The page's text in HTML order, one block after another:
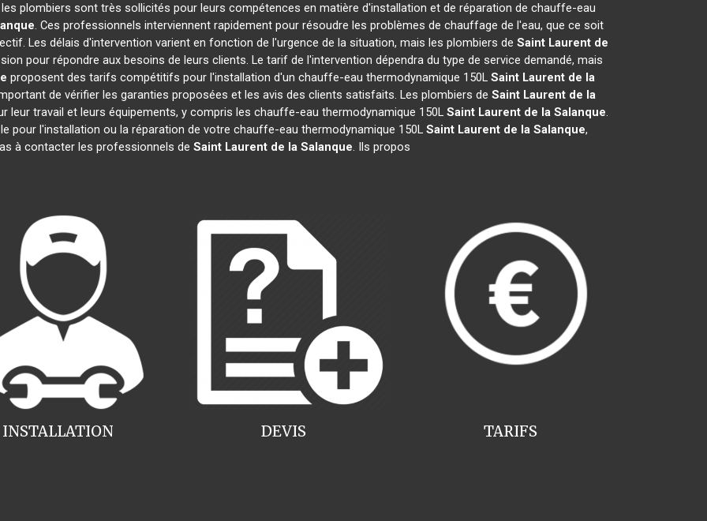
les plombiers sont très sollicités pour leurs compétences en matière d'installation et de réparation de chauffe-eau
. Ces professionnels interviennent rapidement pour résoudre les problèmes de chauffage de l'eau, que ce soit
Les délais d'intervention varient en fonction de l'urgence de la situation, mais les plombiers de Saint Laurent de
pour répondre aux besoins de leurs clients. Le tarif de l'intervention dépendra du type de service demandé, mais
proposent des tarifs compétitifs pour l'installation d'un chauffe-eau thermodynamique 150L Saint Laurent de la
de vérifier les garanties proposées et les avis des clients satisfaits. Les plombiers de Saint Laurent de la
leur travail et leurs équipements, y compris les chauffe-eau thermodynamique 150L Saint Laurent de la Salanque.
pour l'installation ou la réparation de votre chauffe-eau thermodynamique 150L Saint Laurent de la Salanque,
à contacter les professionnels de Saint Laurent de la Salanque. Ils propos
INSTALLATION TARIFS
DEVIS